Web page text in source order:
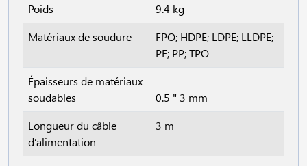
Poids
9.4 kg
Matériaux de soudure
FPO; HDPE; LDPE; LLDPE;
PE; PP; TPO
Épaisseurs de matériaux
soudables
0.5 " 3 mm
Longueur du câble
d’alimentation
3 m